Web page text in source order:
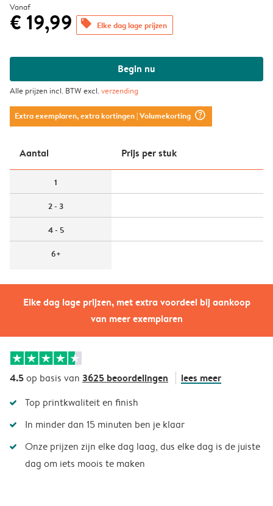
Elke dag lage prijzen, met extra voordeel bij aankoop
van meer exemplaren
Vanaf
€ 19,99 offers Elke dag lage prijzen
Begin nu
Alle prijzen incl. BTW excl.verzending
Extra exemplaren, extra kortingen| Volumekorting question_mark_circle
Aantal Prijs per stuk
1
2 - 3
4 - 5
6+
4.5op basis van 3625 beoordelingen lees meer
Top printkwaliteit en finish
In minder dan 15 minuten ben je klaar
Onze prijzen zijn elke dag laag, dus elke dag is de juiste
dag om iets moois te maken